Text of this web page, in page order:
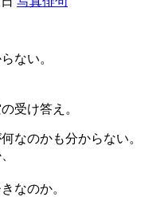
ない。
受け答え。
なのかも分からない。
なのか。